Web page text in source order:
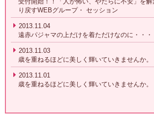
り戻すWEBグループ・ セッション
2013.11.04
遠赤パジャマの上だけを着ただけなのに・・・
2013.11.03
歳を重ねるほどに美しく輝いていきませんか。
2013.11.01
歳を重ねるほどに美しく輝いていきませんか。